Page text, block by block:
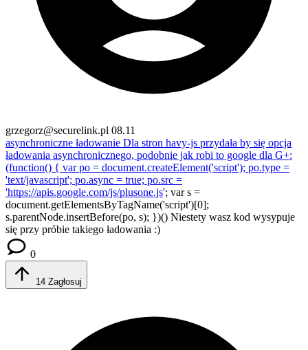
grzegorz@securelink.pl 08.11
asynchroniczne ładowanie Dla stron havy-js przydała by się opcja
ładowania asynchronicznego, podobnie jak robi to google dla G+:
(function() { var po = document.createElement('script'); po.type =
'text/javascript'; po.async = true; po.src =
'https://apis.google.com/js/plusone.js'; var s =
document.getElementsByTagName('script')[0];
s.parentNode.insertBefore(po, s); })() Niestety wasz kod wysypuje
się przy próbie takiego ładowania :)
0
14 Zagłosuj